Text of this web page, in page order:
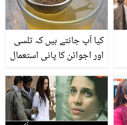
کیا آپ جانتے ہیں کہ تلسی
اور اجوائن کا پانی استعمال
کونسی بڑی تبدیلی آتی ہے؟
جانیں اس جادوئی پانی کے
حیرت انگیز فوائد